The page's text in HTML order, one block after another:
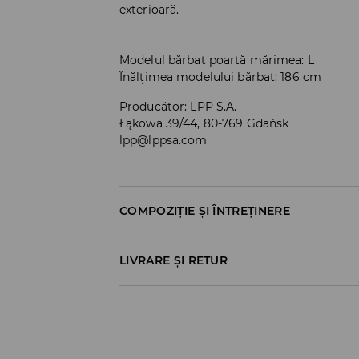
exterioară.
Modelul bărbat poartă mărimea: L
Înălțimea modelului bărbat: 186 cm
Producător: LPP S.A.
Łąkowa 39/44, 80-769 Gdańsk
lpp@lppsa.com
COMPOZIȚIE ȘI ÎNTREȚINERE
LIVRARE ȘI RETUR